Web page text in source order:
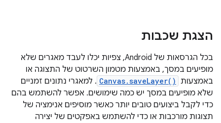
הצגת שכבות
בכל הגרסאות של Android, צפיות יכלו לעבד מאגרים שלא
מופיעים במסך, באמצעות מטמון השרטוט של התצוגה או
באמצעות Canvas.saveLayer() . למאגרי נתונים זמניים
שלא מופיעים במסך יש כמה שימושים. אפשר להשתמש בהם
כדי לקבל ביצועים טובים יותר כאשר מוסיפים אנימציה של
תצוגות מורכבות או כדי להשתמש באפקטים של יצירה